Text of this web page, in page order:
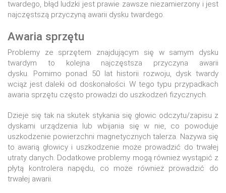
twardego, błąd ludzki jest prawie zawsze niezamierzony i jest
najczęstszą przyczyną awarii dysku twardego.
Awaria sprzętu
Problemy ze sprzętem znajdującym się w samym dysku
twardym to kolejna najczęstsza przyczyna awarii
dysku. Pomimo ponad 50 lat historii rozwoju, dysk twardy
wciąż jest daleki od doskonałości. W tego typu przypadkach
awaria sprzętu często prowadzi do uszkodzeń fizycznych.
Dzieje się tak na skutek stykania się głowic odczytu/zapisu z
dyskami urządzenia lub wbijania się w nie, co powoduje
uszkodzenie powierzchni magnetycznych talerza. Nazywa się
to awarią głowicy i uszkodzenie może prowadzić do trwałej
utraty danych. Dodatkowe problemy mogą również wystąpić z
płytą kontrolera napędu, co może również prowadzić do
trwałej awarii.